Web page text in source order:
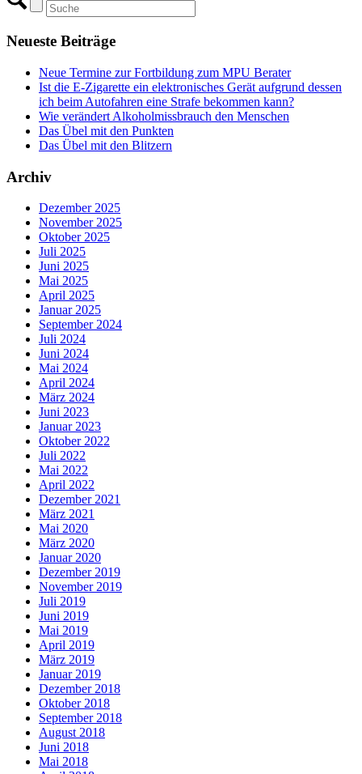
Neueste Beiträge
Neue Termine zur Fortbildung zum MPU Berater
Ist die E-Zigarette ein elektronisches Gerät aufgrund dessen
ich beim Autofahren eine Strafe bekommen kann?
Wie verändert Alkoholmissbrauch den Menschen
Das Übel mit den Punkten
Das Übel mit den Blitzern
Archiv
Dezember 2025
November 2025
Oktober 2025
Juli 2025
Juni 2025
Mai 2025
April 2025
Januar 2025
September 2024
Juli 2024
Juni 2024
Mai 2024
April 2024
März 2024
Juni 2023
Januar 2023
Oktober 2022
Juli 2022
Mai 2022
April 2022
Dezember 2021
März 2021
Mai 2020
März 2020
Januar 2020
Dezember 2019
November 2019
Juli 2019
Juni 2019
Mai 2019
April 2019
März 2019
Januar 2019
Dezember 2018
Oktober 2018
September 2018
August 2018
Juni 2018
Mai 2018